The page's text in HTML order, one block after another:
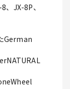
JX-8P、
German